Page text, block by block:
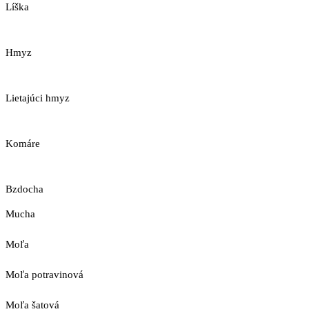
Líška
Hmyz
Lietajúci hmyz
Komáre
Bzdocha
Mucha
Moľa
Moľa potravinová
Moľa šatová